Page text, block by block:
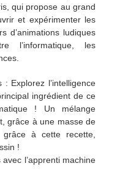
qui propose au grand
et expérimenter les
d’animations ludiques
l’informatique, les
: Explorez l’intelligence
ingrédient de ce
! Un mélange
grâce à une masse de
à cette recette,
!
l’apprenti machine